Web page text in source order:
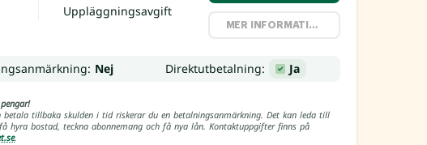
Uppläggningsavgift
MER INFORMATION
Nej Direktutbetalning: Ja
betala tillbaka skulden i tid riskerar du en betalningsanmärkning. Det kan leda till
hyra bostad, teckna abonnemang och få nya lån. Kontaktuppgifter finns på
.